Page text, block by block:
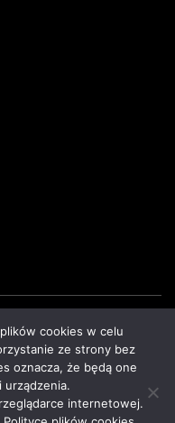
Reserved
cookies w celu
ze strony bez
oznacza, że będą one
urządzenia.
internetowej.